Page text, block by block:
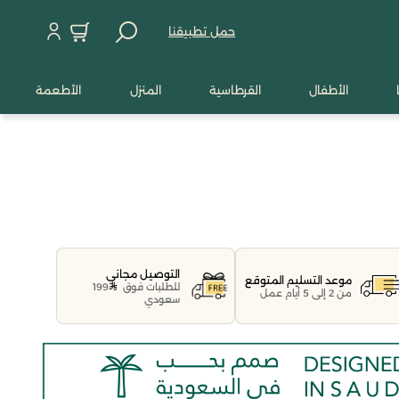
حمل تطبيقنا
الأطفال القرطاسية المنزل الأطعمة
موعد التسليم المتوقع
من 2 إلى 5 أيام عمل
التوصيل مجاني
للطلبات فوق
199
سعودي